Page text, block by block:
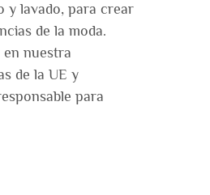
y lavado, para crear
de la moda.
nuestra
de la UE y
para